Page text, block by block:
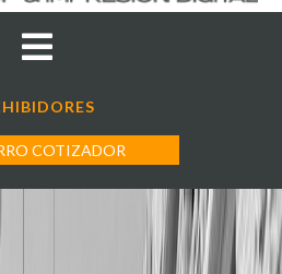
COTIZADOR